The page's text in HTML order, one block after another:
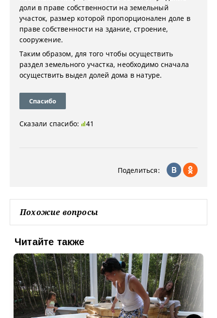
доли в праве собственности на земельный
участок, размер которой пропорционален доле в
праве собственности на здание, строение,
сооружение.
Таким образом, для того чтобы осуществить
раздел земельного участка, необходимо сначала
осуществить выдел долей дома в натуре.
Спасибо
Сказали спасибо: 41
Поделиться:
Похожие вопросы
Читайте также